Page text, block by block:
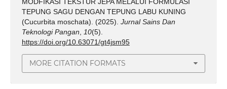
TEPUNG SAGU DENGAN TEPUNG LABU KUNING
(Cucurbita moschata). (2025). Jurnal Sains Dan
Teknologi Pangan
10(5).
https://doi.org/10.63071/gt4jsm95
MORE CITATION FORMATS